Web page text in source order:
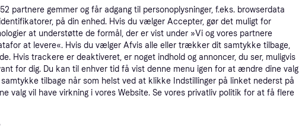
partnere gemmer og får adgang til personoplysninger, f.eks. browserdata
på din enhed. Hvis du vælger Accepter, gør det muligt for
at understøtte de formål, der er vist under »Vi og vores partnere
at levere«. Hvis du vælger Afvis alle eller trækker dit samtykke tilbage,
Hvis trackere er deaktiveret, er noget indhold og annoncer, du ser, muligvis
for dig. Du kan til enhver tid få vist denne menu igen for at ændre dine valg
tilbage når som helst ved at klikke Indstillinger på linket nederst på
valg vil have virkning i vores Website. Se vores privatliv politik for at få flere